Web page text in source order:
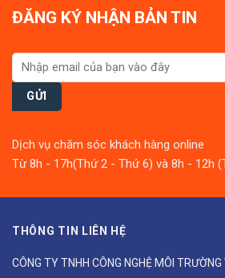
ĐĂNG KÝ NHẬN BẢN TIN
Dịch vụ chăm sóc khách hàng online
Từ 8h - 17h(Thứ 2 - Thứ 6) và 8h - 12h
THÔNG TIN LIÊN HỆ
CÔNG TY TNHH CÔNG NGHỆ MÔI